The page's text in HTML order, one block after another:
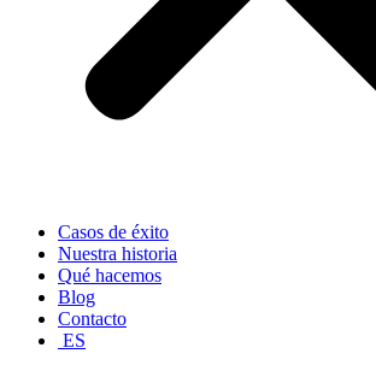
Casos de éxito
Nuestra historia
Qué hacemos
Blog
Contacto
ES